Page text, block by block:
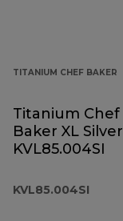
TITANIUM CHEF BAKER
Titanium Chef
Baker XL Silver
KVL85.004SI
KVL85.004SI